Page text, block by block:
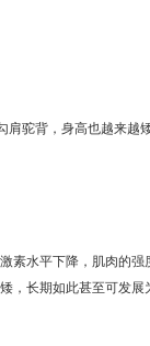
肩驼背，身高也越来越
水平下降，肌肉的强
，长期如此甚至可发